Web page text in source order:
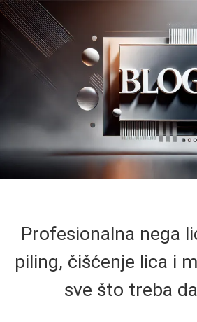
Profesionalna nega
piling, čišćenje lica i
sve što treba